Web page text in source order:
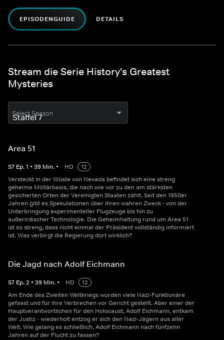
EPISODENGUIDE DETAILS
Stream die Serie History's Greatest
Mysteries
Select Season
Area 51
S7 Ep.1 • 39 Min. • HD
12
Versteckt in der Wüste von Nevada befindet sich eine streng
geheime Militärbasis, die nach wie vor zu den am stärksten
gesicherten Orten der Vereinigten Staaten zählt. Seit den 1950er
Jahren gibt es Spekulationen über ihren wahren Zweck - von der
Unterbringung experimenteller Flugzeuge bis hin zu
außerirdischer Technologie. Die Geheimhaltung rund um Area 51
ist so streng, dass nicht einmal der Präsident vollständig informiert
ist. Was verbirgt die Regierung dort wirklich?
Die Jagd nach Adolf Eichmann
S7 Ep.2 • 39 Min. • HD
12
Am Ende des Zweiten Weltkriegs wurden viele Nazi-Funktionäre
gefasst und für ihre Verbrechen vor Gericht gestellt. Aber einer der
Hauptverantwortlichen für den Holocaust, Adolf Eichmann, entkam
der Justiz - wiederholt entzog er sich den Nazi-Jägern aus aller
Welt. Wie gelang es schließlich, Adolf Eichmann nach fünfzehn
Jahren auf der Flucht zu fassen?